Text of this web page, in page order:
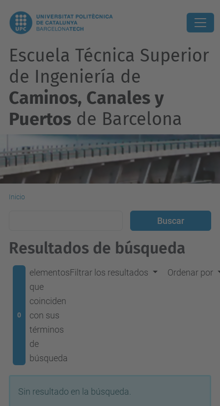
Escuela Técnica Superior
de Ingeniería de
Caminos, Canales y
Puertos de Barcelona
Inicio
Resultados de búsqueda
0
elementos
que
coinciden
con sus
términos
de
búsqueda
Filtrar los resultados Ordenar por
Sin resultado en la búsqueda.